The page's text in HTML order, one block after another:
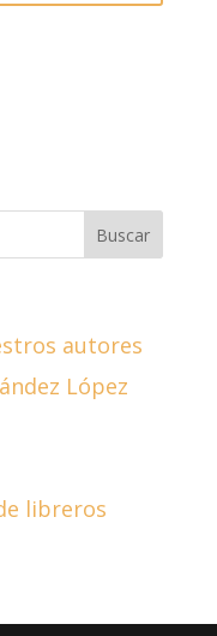
autores
López
libreros